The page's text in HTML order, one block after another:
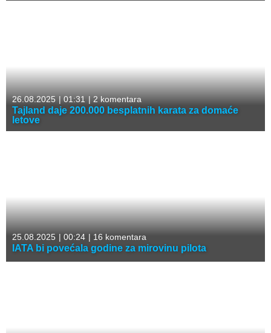
26.08.2025 |01:31 |2 komentara
Tajland daje 200.000 besplatnih karata za domaće
letove
25.08.2025 | 00:24 | 16 komentara
IATA bi povećala godine za mirovinu pilota